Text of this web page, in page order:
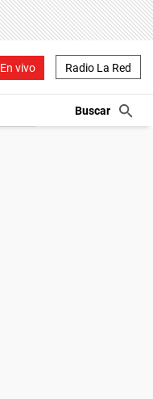
En vivo Radio La Red